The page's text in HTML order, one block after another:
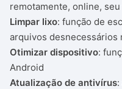
remotamente, online,
Limpar lixo: função de
arquivos desnecessários
Otimizar dispositivo:
Android
Atualização de antivírus